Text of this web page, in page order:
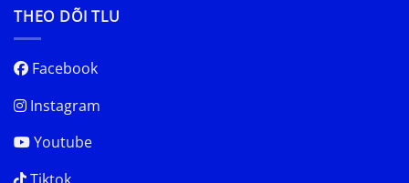
THEO DÕI TLU
Facebook
Instagram
Youtube